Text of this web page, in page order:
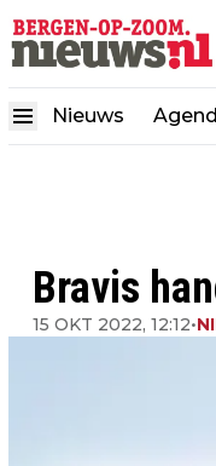
Nieuws
Bravis
15 OKT 2022, 12:12•